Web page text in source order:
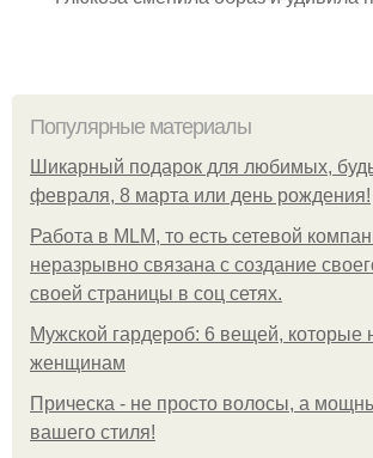
Популярные материалы
Шикарный подарок для любимых,
февраля, 8 марта или день рождения!
Работа в MLM, то есть сетевой
неразрывно связана с создание
своей страницы в соц сетях.
Мужской гардероб: 6 вещей, которые
женщинам
Прическа - не просто волосы, а
вашего стиля!